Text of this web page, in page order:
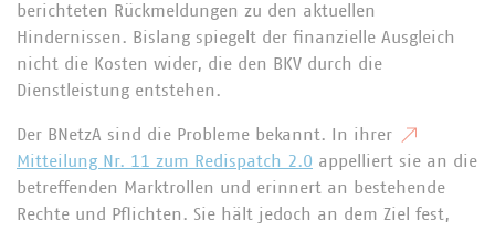
berichteten Rückmeldungen zu den aktuellen
Hindernissen. Bislang spiegelt der finanzielle Ausgleich
nicht die Kosten wider, die den BKV durch die
Dienstleistung entstehen.
Der BNetzA sind die Probleme bekannt. In ihrer
Mitteilung Nr. 11 zum Redispatch 2.0 appelliert sie an die
betreffenden Marktrollen und erinnert an bestehende
Rechte und Pflichten. Sie hält jedoch an dem Ziel fest,